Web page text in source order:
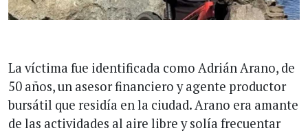
La víctima fue identificada como Adrián Arano, de
50 años, un asesor financiero y agente productor
bursátil que residía en la ciudad. Arano era amante
de las actividades al aire libre y solía frecuentar